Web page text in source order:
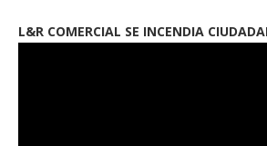
L&R COMERCIAL SE INCENDIA